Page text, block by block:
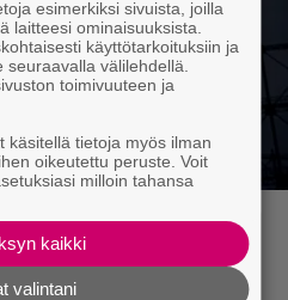
Tobias Forgelta
myös
esimerkiksi sivuista, joilla
laitteesi ominaisuuksista.
käyttötarkoituksiin ja
välilehdellä.
toimivuuteen ja
käsitellä tietoja myös ilman
oikeutettu peruste. Voit
milloin tahansa
kaikki
valintani